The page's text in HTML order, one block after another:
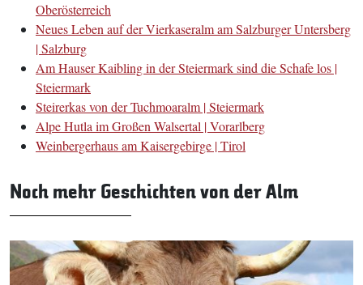
Oberösterreich
Neues Leben auf der Vierkaseralm am Salzburger Untersberg
| Salzburg
Am Hauser Kaibling in der Steiermark sind die Schafe los |
Steiermark
Steirerkas von der Tuchmoaralm | Steiermark
Alpe Hutla im Großen Walsertal | Vorarlberg
Weinbergerhaus am Kaisergebirge | Tirol
Noch mehr Geschichten von der Alm